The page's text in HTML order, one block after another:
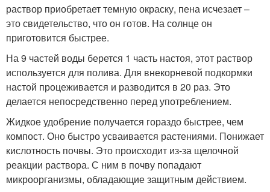
раствор приобретает темную окраску, пена исчезает –
это свидетельство, что он готов. На солнце он
приготовится быстрее.
На 9 частей воды берется 1 часть настоя, этот раствор
используется для полива. Для внекорневой подкормки
настой процеживается и разводится в 20 раз. Это
делается непосредственно перед употреблением.
Жидкое удобрение получается гораздо быстрее, чем
компост. Оно быстро усваивается растениями. Понижает
кислотность почвы. Это происходит из-за щелочной
реакции раствора. С ним в почву попадают
микроорганизмы, обладающие защитным действием.